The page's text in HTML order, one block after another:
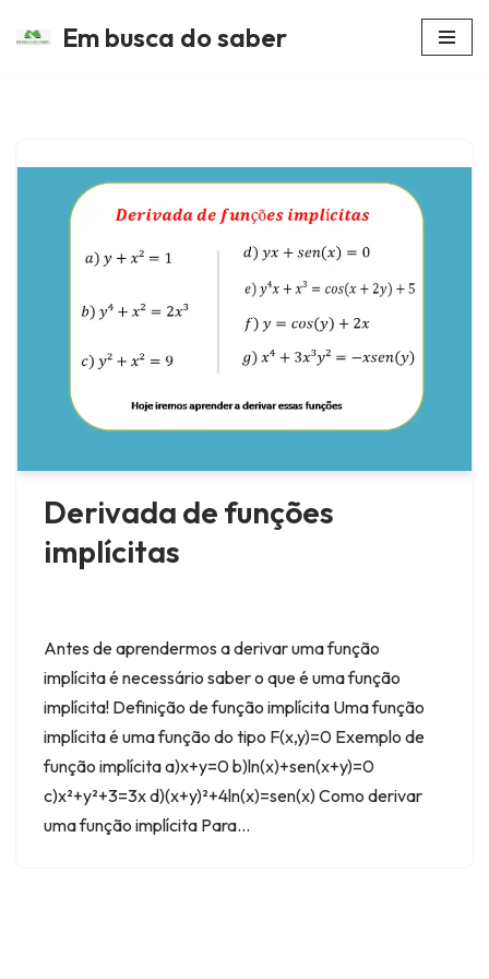
Em busca do saber
Derivada de funções
implícitas
Antes de aprendermos a derivar uma função
implícita é necessário saber o que é uma função
implícita! Definição de função implícita Uma função
implícita é uma função do tipo F(x,y)=0 Exemplo de
função implícita a)x+y=0 b)ln(x)+sen(x+y)=0
c)x²+y²+3=3x d)(x+y)²+4ln(x)=sen(x) Como derivar
uma função implícita Para…